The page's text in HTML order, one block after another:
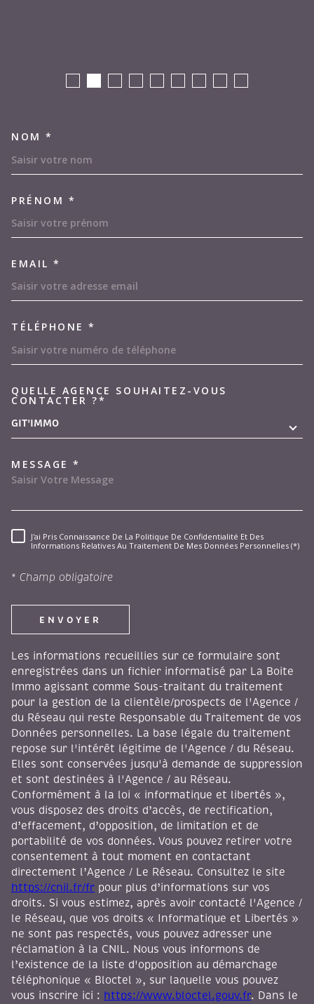
NOM *
PRÉNOM *
EMAIL *
TÉLÉPHONE *
QUELLE AGENCE SOUHAITEZ-VOUS
CONTACTER ?*
GIT'IMMO
MESSAGE *
RÈGLEMENTATION
J'ai Pris Connaissance De La Politique De Confidentialité Et Des
Informations Relatives Au Traitement De Mes Données Personnelles (*)
* Champ obligatoire
ENVOYER
Les informations recueillies sur ce formulaire sont
enregistrées dans un fichier informatisé par La Boite
Immo agissant comme Sous-traitant du traitement
pour la gestion de la clientèle/prospects de l'Agence /
du Réseau qui reste Responsable du Traitement de vos
Données personnelles. La base légale du traitement
repose sur l'intérêt légitime de l'Agence / du Réseau.
Elles sont conservées jusqu'à demande de suppression
et sont destinées à l'Agence / au Réseau.
Conformément à la loi « informatique et libertés »,
vous disposez des droits d’accès, de rectification,
d’effacement, d’opposition, de limitation et de
portabilité de vos données. Vous pouvez retirer votre
consentement à tout moment en contactant
directement l’Agence / Le Réseau. Consultez le site
https://cnil.fr/fr pour plus d’informations sur vos
droits. Si vous estimez, après avoir contacté l'Agence /
le Réseau, que vos droits « Informatique et Libertés »
ne sont pas respectés, vous pouvez adresser une
réclamation à la CNIL. Nous vous informons de
l’existence de la liste d'opposition au démarchage
téléphonique « Bloctel », sur laquelle vous pouvez
vous inscrire ici : https://www.bloctel.gouv.fr. Dans le